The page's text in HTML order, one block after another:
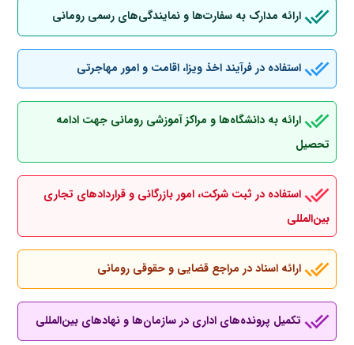
ارائه مدارک به سفارت‌ها و نمایندگی‌های رسمی رومانی
استفاده در فرآیند اخذ ویزا، اقامت و امور مهاجرتی
ارائه به دانشگاه‌ها و مراکز آموزشی رومانی جهت ادامه
تحصیل
استفاده در ثبت شرکت، امور بازرگانی و قراردادهای تجاری
بین‌المللی
ارائه اسناد در مراجع قضایی و حقوقی رومانی
تکمیل پرونده‌های اداری در سازمان‌ها و نهادهای بین‌المللی